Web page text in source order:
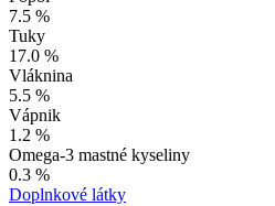
7.5 %
Tuky
17.0 %
Vláknina
5.5 %
Vápnik
1.2 %
Omega-3 mastné kyseliny
0.3 %
Doplnkové látky